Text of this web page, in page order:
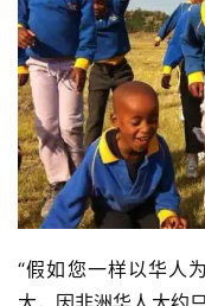
专
题
公
益
慈
善
佛
“假如您一样以华人